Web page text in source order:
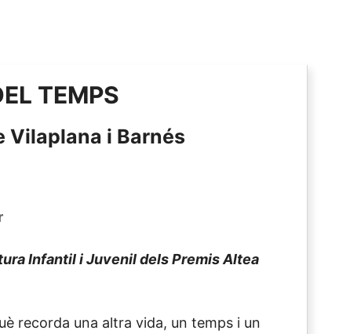
TEMPS
Vilaplana i Barnés
Infantil i Juvenil dels Premis Altea
recorda una altra vida, un temps i un